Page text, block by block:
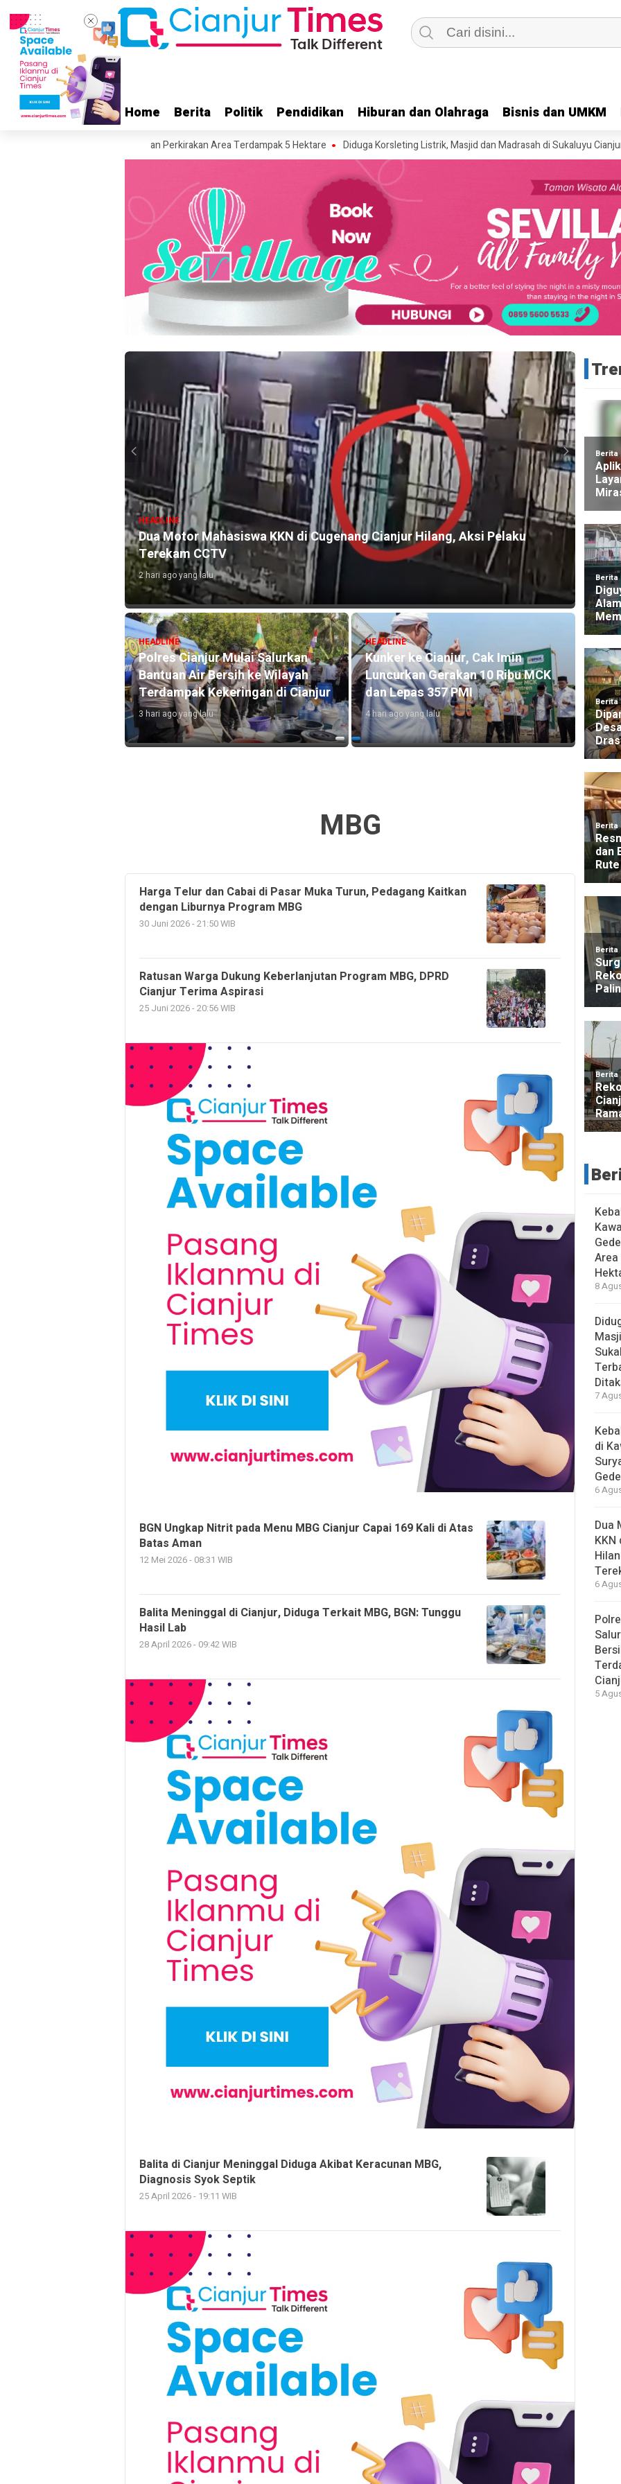
Home Berita Politik Pendidikan Hiburan dan Olahraga Bisnis dan UMKM
Home Berita Politik Pendidikan Hiburan dan Olahraga Bisnis dan UMKM
Gede, Relawan Perkirakan Area Terdampak 5 Hektare Diduga Korsleting Listrik, Masjid dan Madrasah di Sukaluyu Cianjur Terbakar,
HEADLINE
Dua Motor Mahasiswa KKN di Cugenang Cianjur Hilang, Aksi Pelaku
Terekam CCTV
2 hari ago yang lalu
HEADLINE
Polres Cianjur Mulai Salurkan
Bantuan Air Bersih ke Wilayah
Terdampak Kekeringan di Cianjur
3 hari ago yang lalu
HEADLINE
Kunker ke Cianjur, Cak Imin
Luncurkan Gerakan 10 Ribu MCK
dan Lepas 357 PMI
4 hari ago yang lalu
2 jam
dan
Juta
1 hari
MBG
Harga Telur dan Cabai di Pasar Muka Turun, Pedagang Kaitkan
dengan Liburnya Program MBG
30 Juni 2026 - 21:50 WIB
Ratusan Warga Dukung Keberlanjutan Program MBG, DPRD
Cianjur Terima Aspirasi
25 Juni 2026 - 20:56 WIB
BGN Ungkap Nitrit pada Menu MBG Cianjur Capai 169 Kali di Atas
Batas Aman
12 Mei 2026 - 08:31 WIB
Balita Meninggal di Cianjur, Diduga Terkait MBG, BGN: Tunggu
Hasil Lab
28 April 2026 - 09:42 WIB
Balita di Cianjur Meninggal Diduga Akibat Keracunan MBG,
Diagnosis Syok Septik
25 April 2026 - 19:11 WIB
8
7
di
Gede
6
Dua
6
5